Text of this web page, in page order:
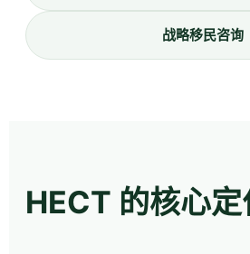
战略移民咨询
HECT 的核心定